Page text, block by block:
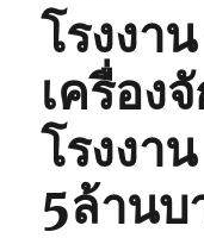
โรงงา
เครื่อง
โรงงา
5ล้านบ